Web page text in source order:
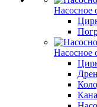
Насосное
Насосное